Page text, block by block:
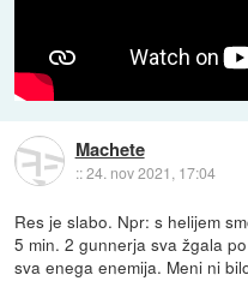
Machete
::24. nov 2021, 17:04
Res je slabo. Npr: s helijem
5 min. 2 gunnerja sva žgala
sva enega enemija. Meni ni